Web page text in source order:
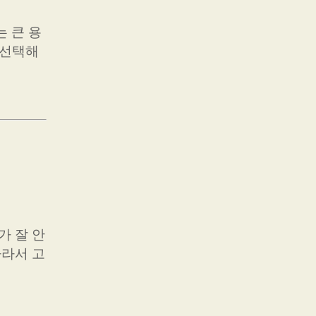
큰 용
택해
잘 안
서 고